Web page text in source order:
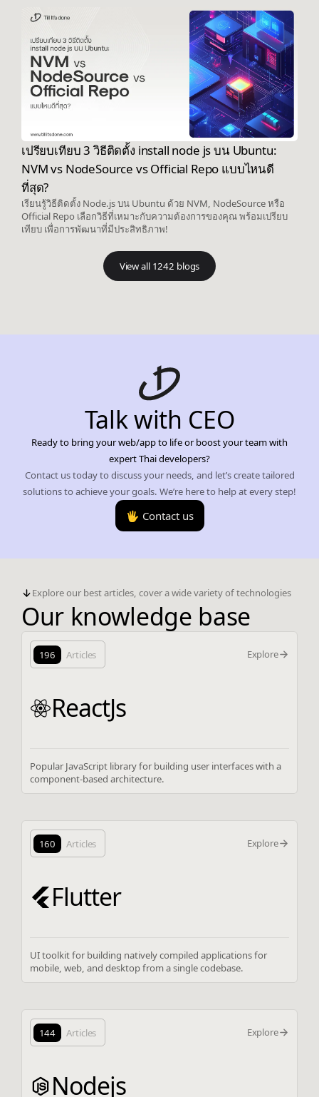
เปรียบเทียบ 3 วิธีติดตั้ง install node js บน Ubuntu:
NVM vs NodeSource vs Official Repo แบบไหนดี
ที่สุด?
เรียนรู้วิธีติดตั้ง Node.js บน Ubuntu ด้วย NVM, NodeSource หรือ
Official Repo เลือกวิธีที่เหมาะกับความต้องการของคุณ พร้อมเปรียบ
เทียบ เพื่อการพัฒนาที่มีประสิทธิภาพ!
View all 1242 blogs
Talk with CEO
Ready to bring your web/app to life or boost your team with
expert Thai developers?
Contact us today to discuss your needs, and let’s create tailored
solutions to achieve your goals. We’re here to help at every step!
🖐️ Contact us
Explore our best articles, cover a wide variety of technologies
Our knowledge base
196 Articles Explore
ReactJs
Popular JavaScript library for building user interfaces with a
component-based architecture.
160 Articles Explore
Flutter
UI toolkit for building natively compiled applications for
mobile, web, and desktop from a single codebase.
144 Articles Explore
Nodejs